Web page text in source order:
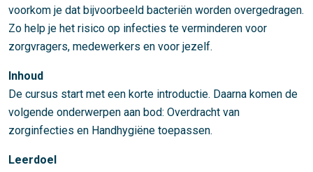
voorkom je dat bijvoorbeeld bacteriën worden overgedragen.
Zo help je het risico op infecties te verminderen voor
zorgvragers, medewerkers en voor jezelf.
Inhoud
De cursus start met een korte introductie. Daarna komen de
volgende onderwerpen aan bod: Overdracht van
zorginfecties en Handhygiëne toepassen.
Leerdoel